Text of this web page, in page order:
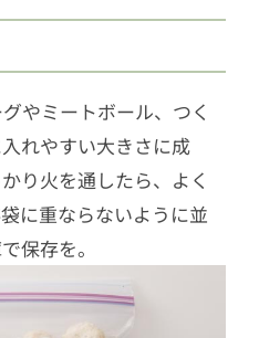
やミートボール、つく
れやすい大きさに成
り火を通したら、よく
に重ならないように並
保存を。